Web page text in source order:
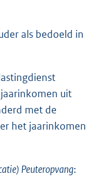
als bedoeld in
uit
met de
het jaarinkomen
Peuteropvang: